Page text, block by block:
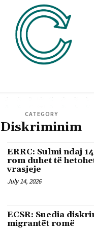
CATEGORY
Diskriminim
ERRC: Sulmi ndaj
rom duhet të
vrasjeje
July 14, 2026
ECSR: Suedia
migrantët romë